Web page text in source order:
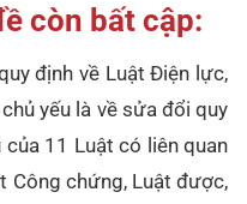
còn bất cập:
định về Luật Điện lực,
yếu là về sửa đổi quy
11 Luật có liên quan
Công chứng, Luật được,